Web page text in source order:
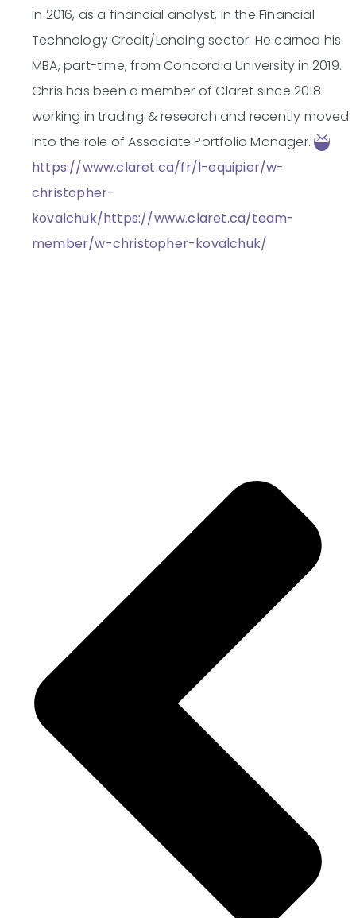
in 2016, as a financial analyst, in the Financial
Technology Credit/Lending sector. He earned his
MBA, part-time, from Concordia University in 2019.
Chris has been a member of Claret since 2018
working in trading & research and recently moved
into the role of Associate Portfolio Manager.
https://www.claret.ca/fr/l-equipier/w-
christopher-
kovalchuk/https://www.claret.ca/team-
member/w-christopher-kovalchuk/